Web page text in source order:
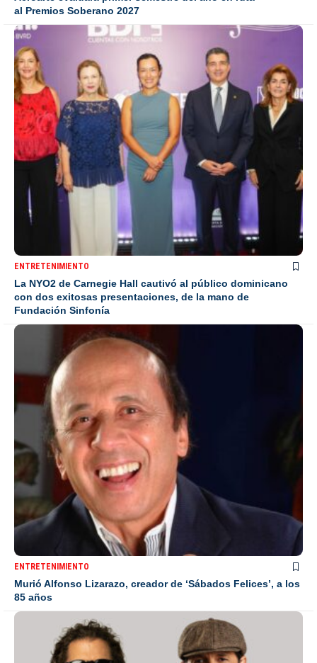
al Premios Soberano 2027
ENTRETENIMIENTO
La NYO2 de Carnegie Hall cautivó al público dominicano
con dos exitosas presentaciones, de la mano de
Fundación Sinfonía
ENTRETENIMIENTO
Murió Alfonso Lizarazo, creador de ‘Sábados Felices’, a los
85 años